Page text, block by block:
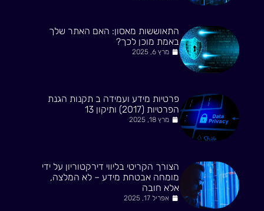
התאוששות מאסון: האם האתר שלך
באמת מוכן לכך?
מרץ 6, 2025
פרטיות מידע ועמידה ב תקנות הגנת
הפרטיות (2017) ותיקון 13
מרץ 18, 2025
הצורך הקריטי בליווי דירקטוריון על ידי
מומחה אבטחת מידע – לא המלצה,
אלא חובה
אפריל 17, 2025